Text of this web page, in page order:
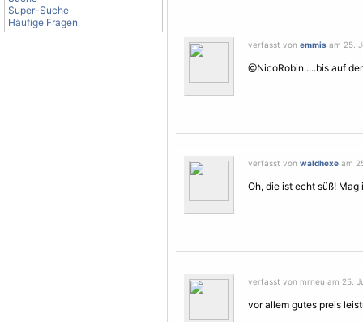
Super-Suche
Häufige Fragen
verfasst von emmis am 25.
@NicoRobin.....bis auf
verfasst von waldhexe am
Oh, die ist echt süß! Mag
verfasst von mrneu am 25.
vor allem gutes preis